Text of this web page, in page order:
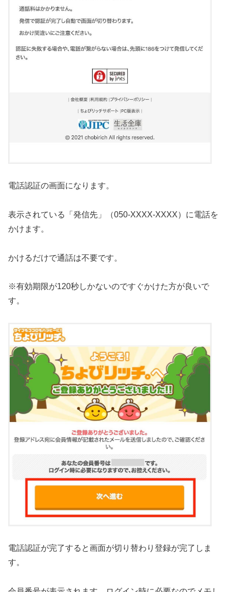
電話認証の画面になります。
表示されている「発信先」（050-XXXX-XXXX）に電話を
かけます。
かけるだけで通話は不要です。
※有効期限が120秒しかないのですぐかけた方が良いで
す。
電話認証が完了すると画面が切り替わり登録が完了しま
す。